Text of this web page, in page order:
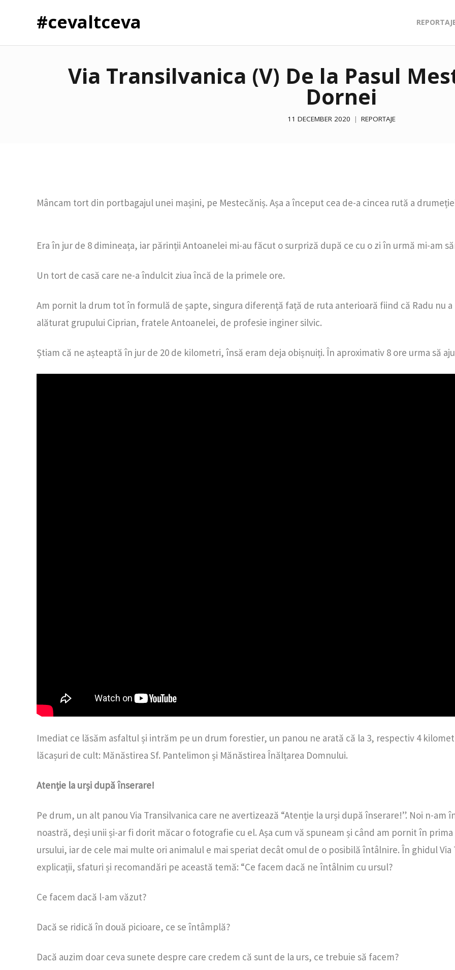
#cevaltceva
Via Transilvanica (V) De la Pasul
Dornei
11 DECEMBER 2020 REPORTAJE
Mâncam tort din portbagajul unei mașini, pe Mestecăniș. Așa a început cea de-a cincea rută a
Era în jur de 8 dimineața, iar părinții Antoanelei mi-au făcut o surpriză după ce cu o zi în urmă mi-am
Un tort de casă care ne-a îndulcit ziua încă de la primele ore.
Am pornit la drum tot în formulă de șapte, singura diferență față de ruta anterioară fiind că Radu nu
alăturat grupului Ciprian, fratele Antoanelei, de profesie inginer silvic.
Știam că ne așteaptă în jur de 20 de kilometri, însă eram deja obișnuiți. În aproximativ 8 ore urma să
Imediat ce lăsăm asfaltul și intrăm pe un drum forestier, un panou ne arată că la 3, respectiv 4
lăcașuri de cult: Mănăstirea Sf. Pantelimon și Mănăstirea Înălțarea Domnului.
Atenție la urși după înserare!
Pe drum, un alt panou Via Transilvanica care ne avertizează “Atenție la urși după înserare!”. Noi n-
noastră, deși unii și-ar fi dorit măcar o fotografie cu el. Așa cum vă spuneam și când am pornit în
ursului, iar de cele mai multe ori animalul e mai speriat decât omul de o posibilă întâlnire. În ghidul
explicații, sfaturi și recomandări pe această temă: “Ce facem dacă ne întâlnim cu ursul?
Ce facem dacă l-am văzut?
Dacă se ridică în două picioare, ce se întâmplă?
Dacă auzim doar ceva sunete despre care credem că sunt de la urs, ce trebuie să facem?